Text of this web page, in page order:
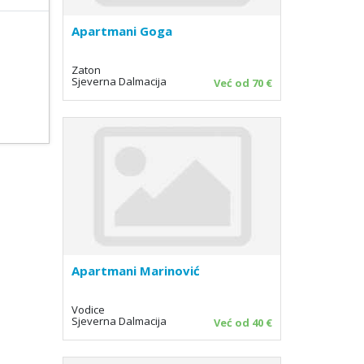
Apartmani Goga
Zaton
Sjeverna Dalmacija Već od 70 €
Apartmani Marinović
Vodice
Sjeverna Dalmacija Već od 40 €